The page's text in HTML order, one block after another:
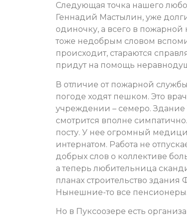
Следующая точка нашего
Геннадий Мастылин, уже
одиночку, а всего в пожарной
тоже недобрым словом
происходит, стараются
придут на помощь
В отличие от пожарной
погоде ходят пешком. Это
учреждении – семеро. Здание
смотрится вполне
посту. У нее огромный
интернатом. Работа не
добрых слов о коллективе
а теперь любительница
планах строительство здания
Нынешние-то все пенсионеры.
Но в Пуксоозере есть